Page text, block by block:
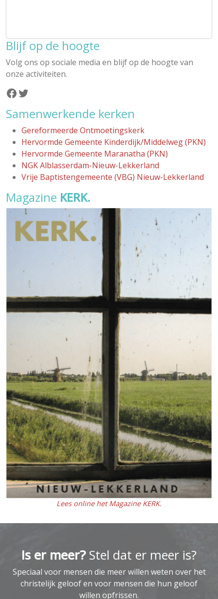
Blijf op de hoogte
Volg ons op sociale media en blijf op de hoogte van
onze activiteiten.
Facebook
Twitter
Samenwerkende kerken
Gereformeerde Ontmoetingskerk
Hervormde Gemeente Kinderdijk/Middelweg (PKN)
Hervormde Gemeente Maranatha (PKN)
NGK Alblasserdam-Nieuw-Lekkerland
Vrije Baptistengemeente (VBG) Nieuw-Lekkerland
Magazine KERK.
Lees online het Magazine KERK.
Is er meer?Stel dat er meer is?
Speciaal voor mensen die meer willen weten over het
christelijk geloof en voor mensen die hun geloof
willen opfrissen.